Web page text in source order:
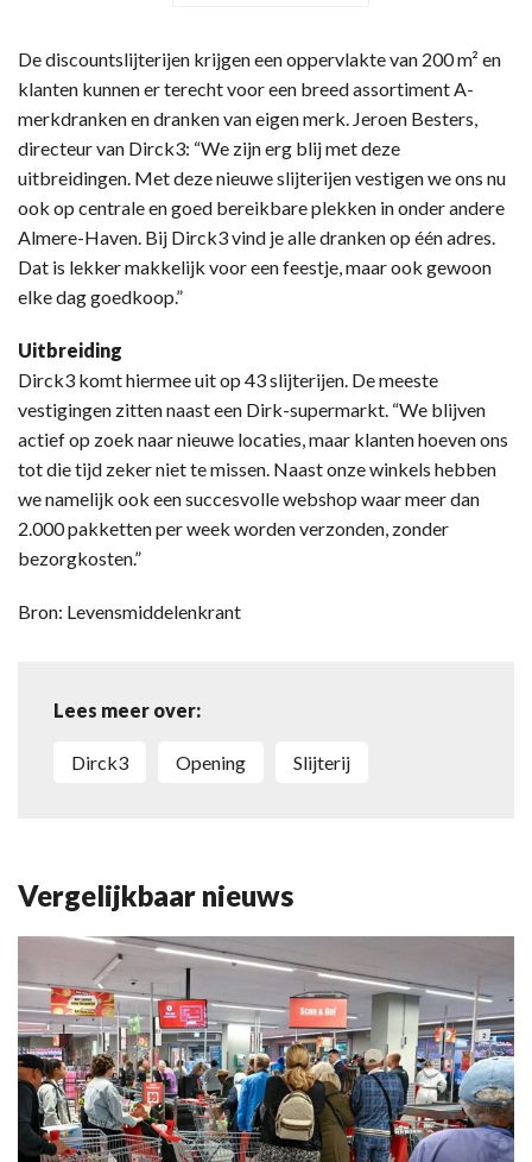
De discountslijterijen krijgen een oppervlakte van 200 m² en
klanten kunnen er terecht voor een breed assortiment A-
merkdranken en dranken van eigen merk. Jeroen Besters,
directeur van Dirck3: “We zijn erg blij met deze
uitbreidingen. Met deze nieuwe slijterijen vestigen we ons nu
ook op centrale en goed bereikbare plekken in onder andere
Almere-Haven. Bij Dirck3 vind je alle dranken op één adres.
Dat is lekker makkelijk voor een feestje, maar ook gewoon
elke dag goedkoop.”
Uitbreiding
Dirck3 komt hiermee uit op 43 slijterijen. De meeste
vestigingen zitten naast een Dirk-supermarkt. “We blijven
actief op zoek naar nieuwe locaties, maar klanten hoeven ons
tot die tijd zeker niet te missen. Naast onze winkels hebben
we namelijk ook een succesvolle webshop waar meer dan
2.000 pakketten per week worden verzonden, zonder
bezorgkosten.”
Bron: Levensmiddelenkrant
Lees meer over:
Dirck3 opening slijterij
Vergelijkbaar nieuws